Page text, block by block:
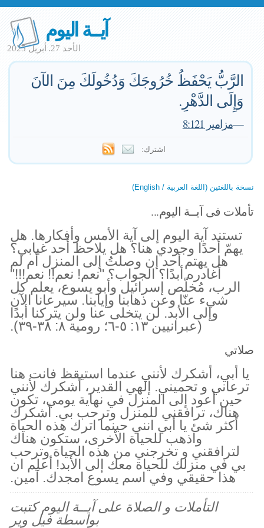
آيــة اليوم
الأحد 27. أبريل 2025
الرَّبُّ يَحْفَظُ خُرُوجَكَ وَدُخُولَكَ مِنَ الآنَ
وَإِلَى الدَّهْرِ.
—مزامير 8:121
اشترك:
نسخة باللغتين (اللغة العربية / English)
تأملات فى آيــة اليوم...
تستند آية اليوم إلى آية الأمس وأفكارها. هل
يهمّ أحدًا وجودي هنا؟ هل يلاحظ أحد غيابي؟
هل يهتم أحد إن وصلتُ إلى المنزل أم لم
أغادره أبدًا؟ الجواب؟ "نعم! نعم!! نعم!!!"
الرب، مُخلّص إسرائيل وأبو يسوع، يعلم كل
شيء عنّا وعن ذهابنا وإيابنا. سيرعانا الآن
وإلى الأبد. لن يتخلى عنا ولن يتركنا أبدًا
(عبرانيين ١٣: ٥-٦؛ رومية ٨: ٣٨-٣٩).
صلاتي
يا أبي، أشكرك لأنني عندما استيقظ فانت هنا
ترعاني و تحميني. إلهي القدير، أشكرك لأنني
حين أعود إلى المنزل في نهاية يومي، تكون
هناك، ترافقني للمنزل وترحب بي. أشكرك
أكثر شئ يا أبي انني حينما اترك هذه الحياة
واذهب للحياة الأخرى، ستكون هناك
لترافقني و تخرجني من هذه الحياة وترحب
بي في منزلك للحياة معك إلى الأبد! أعلم ان
هذا حقيقي وفي اسم يسوع امجدك. آمين.
التأملات و الصلاة على آيــة اليوم كتبت
بواسطة فيل وير